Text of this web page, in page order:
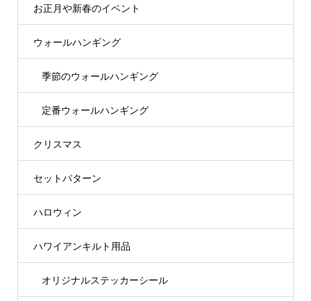
お正月や新春のイベント
ウォールハンギング
季節のウォールハンギング
定番ウォールハンギング
クリスマス
セットパターン
ハロウィン
ハワイアンキルト用品
オリジナルステッカーシール